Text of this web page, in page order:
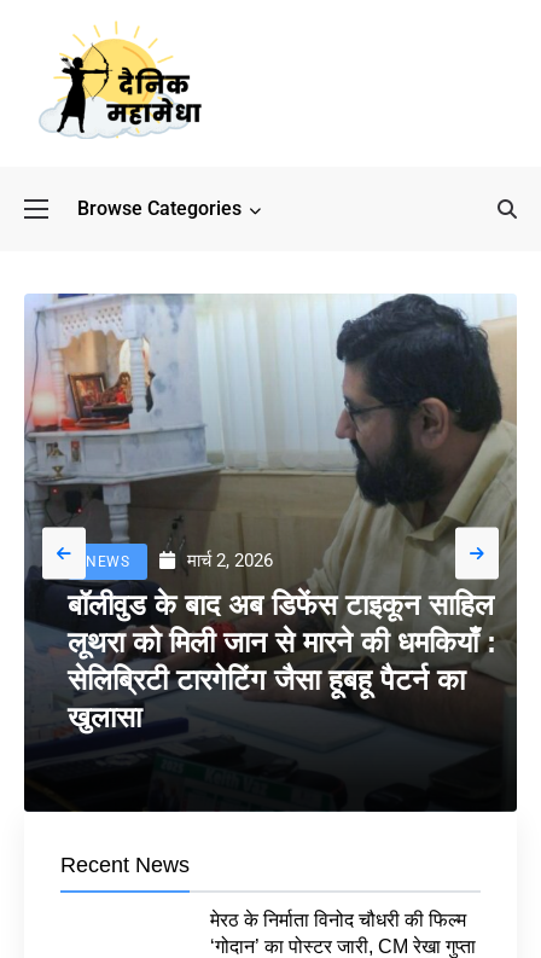
Browse Categories
NEWS मार्च 2, 2026
बॉलीवुड के बाद अब डिफेंस टाइकून साहिल
लूथरा को मिली जान से मारने की धमकियाँ :
सेलिब्रिटी टारगेटिंग जैसा हूबहू पैटर्न का
खुलासा
Recent News
मेरठ के निर्माता विनोद चौधरी की फिल्म
‘गोदान’ का पोस्टर जारी, CM रेखा गुप्ता